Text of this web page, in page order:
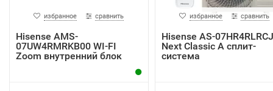
избранное сравнить
Hisense AMS-
07UW4RMRKB00 WI-FI
Zoom внутренний блок
избранное сравнить
Hisense AS-
Next Classic A сплит-
система